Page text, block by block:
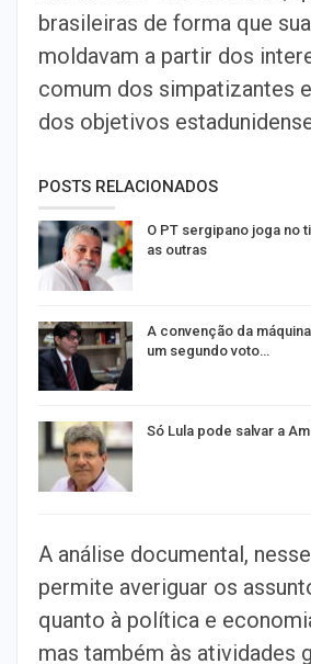
brasileiras de forma que
moldavam a partir dos
comum dos simpatizantes
dos objetivos
POSTS RELACIONADOS
O PT sergipano joga no
as outras
A convenção da
um segundo voto…
Só Lula pode salvar a
A análise documental,
permite averiguar os
quanto à política e
mas também às atividades